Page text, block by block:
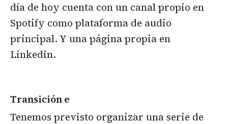
día de hoy cuenta con un canal propio en
Spotify como plataforma de audio
principal. Y una página propia en
Linkedin.
Transición e
Tenemos previsto organizar una serie de